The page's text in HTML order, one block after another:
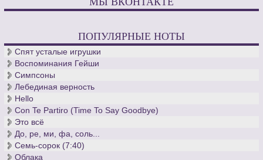
ПОПУЛЯРНЫЕ НОТЫ
Спят усталые игрушки
Воспоминания Гейши
Симпсоны
Лебединая верность
Hello
Con Te Partiro (Time To Say Goodbye)
Это всё
До, ре, ми, фа, соль...
Семь-сорок (7:40)
Облака